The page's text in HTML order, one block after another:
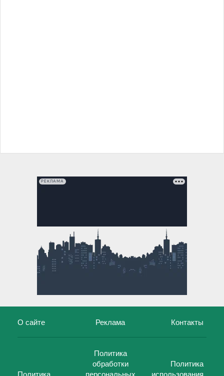
РЕКЛАМА
О сайте Реклама Контакты
Политика
Политика
обработки
персональных
Политика
использования